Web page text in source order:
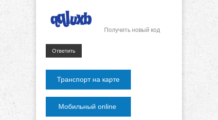
Получить новый код
Ответить
Транспорт на карте
Мобильный online